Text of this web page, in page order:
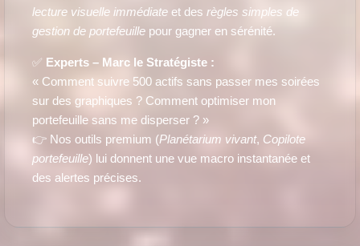
lecture visuelle immédiate et des règles simples de
gestion de portefeuille pour gagner en sérénité.
✅ Experts – Marc le Stratégiste :
« Comment suivre 500 actifs sans passer mes soirées
sur des graphiques ? Comment optimiser mon
portefeuille sans me disperser ? »
👉 Nos outils premium (Planétarium vivant, Copilote
portefeuille) lui donnent une vue macro instantanée et
des alertes précises.